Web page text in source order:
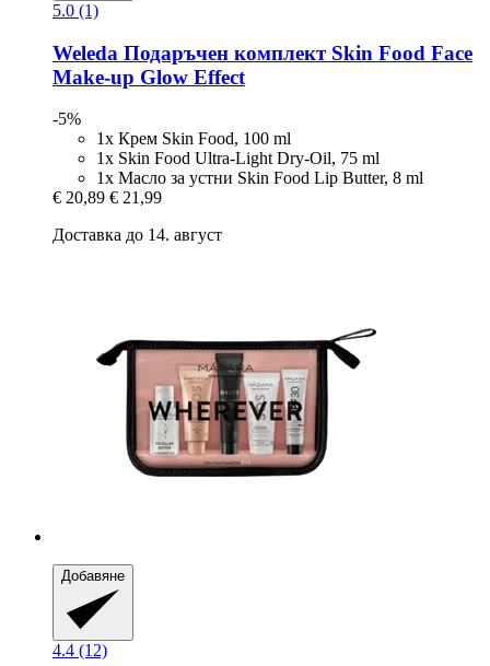
5.0 (1)
Weleda Подаръчен комплект Skin Food Face
Make-​up Glow Effect
-5%
1x Крем Skin Food, 100 ml
1x Skin Food Ultra-Light Dry-Oil, 75 ml
1x Масло за устни Skin Food Lip Butter, 8 ml
€ 20,89 € 21,99
Доставка до 14. август
Добавяне
4.4 (12)